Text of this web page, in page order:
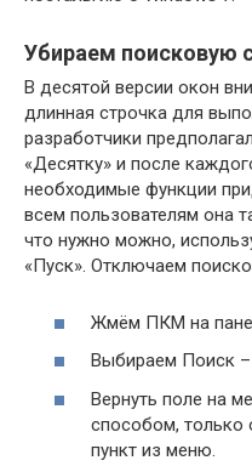
Убираем поисковую
В десятой версии окон
длинная строчка для
разработчики
«Десятку» и после
необходимые функции
всем пользователям она
что нужно можно,
«Пуск». Отключаем
Жмём ПКМ на
Выбираем Поиск
Вернуть поле на
способом, только
пункт из меню.